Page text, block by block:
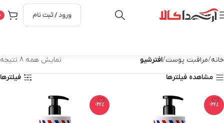
ورود / ثبت نام
خانه مراقبت پوست افترشیو
نمایش همه 8 نتیجه
مشاهده فیلترها
فیلترها
-22%
-22%